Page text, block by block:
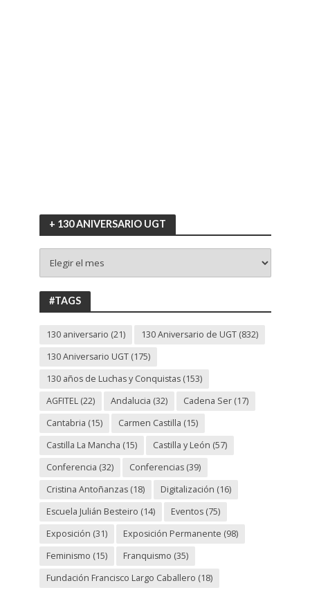
+ 130 ANIVERSARIO UGT
130
ANIVERSARIO
UGT
#TAGS
130 aniversario (21) 130 Aniversario de UGT(832)
130 Aniversario UGT(175)
130 años de Luchas y Conquistas(153)
AGFITEL(22) Andalucia (32) Cadena Ser(17)
Cantabria (15) Carmen Castilla (15)
Castilla La Mancha (15) Castilla y León (57)
Conferencia (32) Conferencias(39)
Cristina Antoñanzas(18) Digitalización (16)
Escuela Julián Besteiro (14) Eventos(75)
Exposición (31) Exposición Permanente (98)
Feminismo (15) Franquismo (35)
Fundación Francisco Largo Caballero (18)